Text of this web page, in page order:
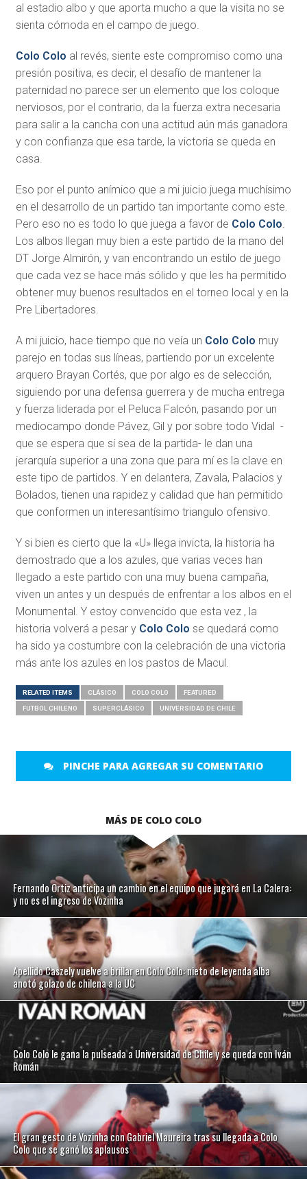
al estadio albo y que aporta mucho a que la visita no se
sienta cómoda en el campo de juego.
Colo Colo al revés, siente este compromiso como una
presión positiva, es decir, el desafío de mantener la
paternidad no parece ser un elemento que los coloque
nerviosos, por el contrario, da la fuerza extra necesaria
para salir a la cancha con una actitud aún más ganadora
y con confianza que esa tarde, la victoria se queda en
casa.
Eso por el punto anímico que a mi juicio juega muchísimo
en el desarrollo de un partido tan importante como este.
Pero eso no es todo lo que juega a favor de Colo Colo.
Los albos llegan muy bien a este partido de la mano del
DT Jorge Almirón, y van encontrando un estilo de juego
que cada vez se hace más sólido y que les ha permitido
obtener muy buenos resultados en el torneo local y en la
Pre Libertadores.
A mi juicio, hace tiempo que no veía un Colo Colo muy
parejo en todas sus líneas, partiendo por un excelente
arquero Brayan Cortés, que por algo es de selección,
siguiendo por una defensa guerrera y de mucha entrega
y fuerza liderada por el Peluca Falcón, pasando por un
mediocampo donde Pávez, Gil y por sobre todo Vidal -
que se espera que sí sea de la partida- le dan una
jerarquía superior a una zona que para mí es la clave en
este tipo de partidos. Y en delantera, Zavala, Palacios y
Bolados, tienen una rapidez y calidad que han permitido
que conformen un interesantísimo triangulo ofensivo.
Y si bien es cierto que la «U» llega invicta, la historia ha
demostrado que a los azules, que varias veces han
llegado a este partido con una muy buena campaña,
viven un antes y un después de enfrentar a los albos en el
Monumental. Y estoy convencido que esta vez , la
historia volverá a pesar y Colo Colo se quedará como
ha sido ya costumbre con la celebración de una victoria
más ante los azules en los pastos de Macul.
RELATED ITEMS CLÁSICO COLO COLO FEATURED
FUTBOL CHILENO SUPERCLÁSICO UNIVERSIDAD DE CHILE
PINCHE PARA AGREGAR SU COMENTARIO
MÁS DE COLO COLO
Fernando Ortiz anticipa un cambio en el equipo que jugará en La Calera:
y no es el ingreso de Vozinha
Apellido Caszely vuelve a brillar en Colo Colo: nieto de leyenda alba
anotó golazo de chilena a la UC
Colo Colo le gana la pulseada a Universidad de Chile y se queda con Iván
Román
El gran gesto de Vozinha con Gabriel Maureira tras su llegada a Colo
Colo que se ganó los aplausos